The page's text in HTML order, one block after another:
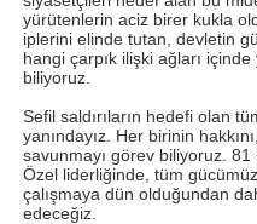
yürütenlerin aciz birer kukla
iplerini elinde tutan, devletin
hangi çarpık ilişki ağları içinde
biliyoruz.
Sefil saldırıların hedefi olan
yanındayız. Her birinin
savunmayı görev biliyoruz. 81
Özel liderliğinde, tüm
çalışmaya dün olduğundan
edeceğiz.